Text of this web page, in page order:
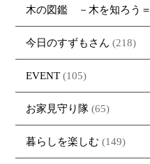
木の図鑑 －木を知ろう＝
今日のすずもさん (218)
EVENT (105)
お家見守り隊 (65)
暮らしを楽しむ (149)
お問い合わせ